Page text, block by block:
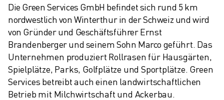
Die Green Services GmbH befindet sich rund 5 km
nordwestlich von Winterthur in der Schweiz und wird
von Gründer und Geschäftsführer Ernst
Brandenberger und seinem Sohn Marco geführt. Das
Unternehmen produziert Rollrasen für Hausgärten,
Spielplätze, Parks, Golfplätze und Sportplätze. Green
Services betreibt auch einen landwirtschaftlichen
Betrieb mit Milchwirtschaft und Ackerbau.